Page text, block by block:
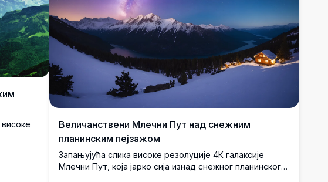
Величанствени Млечни Пут над снежним
планинским пејзажом
Запањујућа слика високе резолуције 4К галаксије
Млечни Пут, која јарко сија изнад снежног планинског